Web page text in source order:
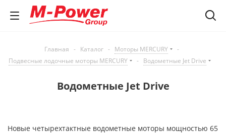
Главная - Каталог - Моторы MERCURY
-
Подвесные лодочные моторы MERCURY
- Водометные Jet Drive
Водометные Jet Drive
Новые четырехтактные водометные моторы мощностью 65